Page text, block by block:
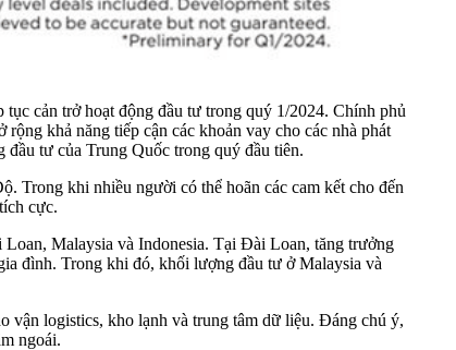
cản trở hoạt động đầu tư trong quý 1/2024. Chính phủ
khả năng tiếp cận các khoản vay cho các nhà phát
tư của Trung Quốc trong quý đầu tiên.
Trong khi nhiều người có thể hoãn các cam kết cho đến
cực.
Malaysia và Indonesia. Tại Đài Loan, tăng trưởng
đình. Trong khi đó, khối lượng đầu tư ở Malaysia và
vận logistics, kho lạnh và trung tâm dữ liệu. Đáng chú ý,
ngoái.